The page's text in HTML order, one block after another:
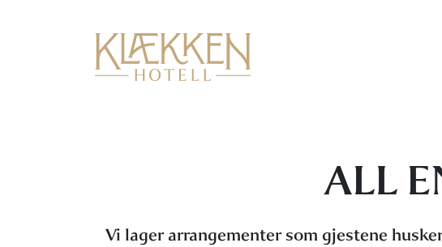
ALL
Vi lager arrangementer som gjestene